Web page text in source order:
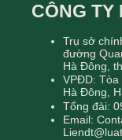
CÔNG TY
Trụ sở
đường
Hà Đông,
VPĐD: Tòa
Hà Đông,
Tổng đài:
Email: